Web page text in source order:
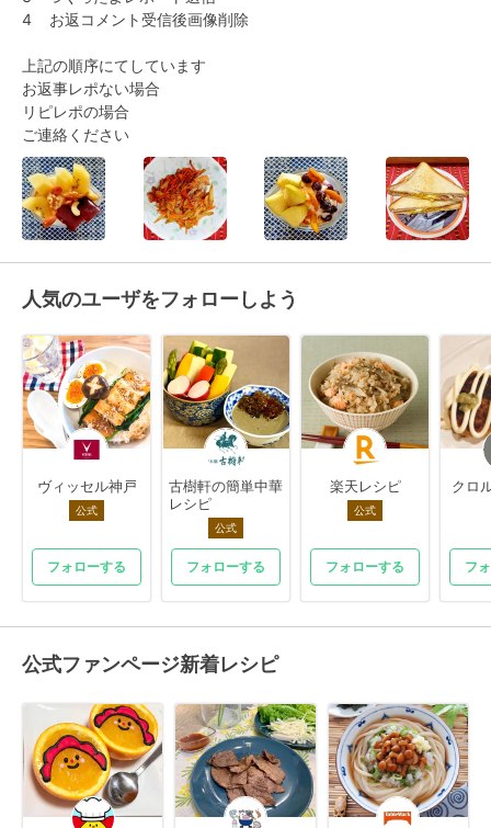
4    お返コメント受信後画像削除
上記の順序にてしています
お返事レポない場合
リピレポの場合
ご連絡ください
人気のユーザをフォローしよう
ヴィッセル神戸
公式
フォローする
古樹軒の簡単中華
レシピ
公式
フォローする
楽天レシピ
公式
フォローする
クロ
フ
公式ファンページ新着レシピ